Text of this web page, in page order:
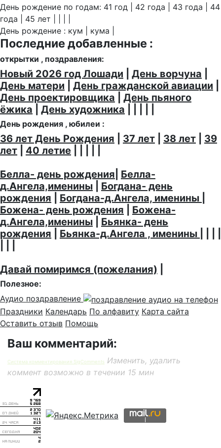
День рождение по годам: 41 год | 42 года | 43 года | 44
года | 45 лет | | | |
День рождение : кум | кума |
Последние добавленные :
открытки , поздравления:
Новый 2026 год Лошади День ворчуна
День матери
День гражданской авиации
День проектировщика
День пьяного
ёжика
День художника
День рождения , юбилеи :
36 лет День Рождения 37 лет 38 лет
39
лет
40 летие
Белла- день рождения Белла-
д.Ангела,именины
Богдана- день
рождения
Богдана-д.Ангела, именины
Божена- день рождения
Божена-
д.Ангела,именины
Бьянка- день
рождения
Бьянка-д.Ангела , именины
Давай помиримся (пожелания)
Полезное:
Аудио поздравление
Праздники Календарь По алфавиту Карта сайта
Оставить отзыв Помощь
Ваш комментарий:
Система комментирования SigComments
Изменить, удалить
коммент возможно в течении 15 мин